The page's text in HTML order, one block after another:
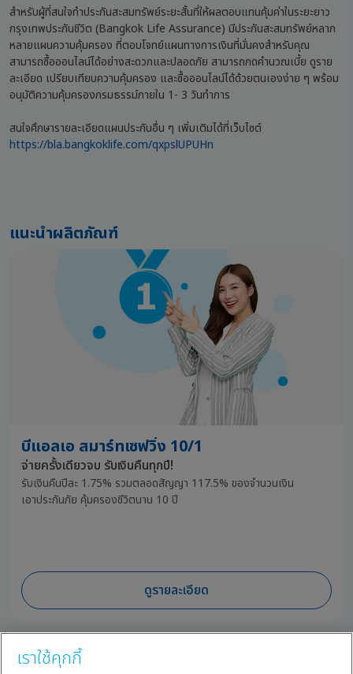
สำหรับผู้ที่สนใจทำประกันสะสมทรัพย์ระยะสั้นที่ให้ผลตอบแทนคุ้มค่าในระยะยาว
กรุงเทพประกันชีวิต (Bangkok Life Assurance) มีประกันสะสมทรัพย์หลาก
หลายแผนความคุ้มครอง ที่ตอบโจทย์แผนทางการเงินที่มั่นคงสำหรับคุณ
สามารถซื้อออนไลน์ได้อย่างสะดวกและปลอดภัย สามารถกดคำนวณเบี้ย ดูราย
ละเอียด เปรียบเทียบความคุ้มครอง และซื้อออนไลน์ได้ด้วยตนเองง่าย ๆ พร้อม
อนุมัติความคุ้มครองกรมธรรม์ภายใน 1- 3 วันทำการ
สนใจศึกษารายละเอียดแผนประกันอื่น ๆ เพิ่มเติมได้ที่เว็บไซต์
https://bla.bangkoklife.com/qxpslUPUHn
แนะนำผลิตภัณฑ์
บีแอลเอ สมาร์ทเซฟวิ่ง 10/1
จ่ายครั้งเดียวจบ รับเงินคืนทุกปี!
รับเงินคืนปีละ 1.75% รวมตลอดสัญญา 117.5% ของจำนวนเงิน
เอาประกันภัย คุ้มครองชีวิตนาน 10 ปี
ดูรายละเอียด
เราใช้คุกกี้